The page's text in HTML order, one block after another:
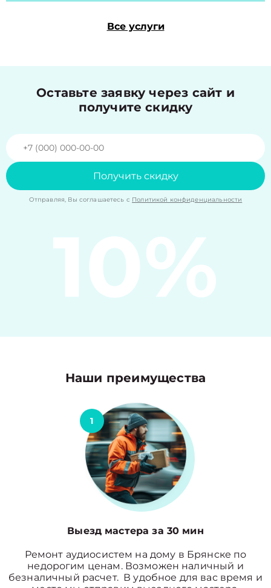
Все услуги
Оставьте заявку через сайт и
получите скидку
Получить скидку
Отправляя, Вы соглашаетесь с Политикой конфиденциальности
10%
Наши преимущества
1
Выезд мастера за 30 мин
Ремонт аудиосистем на дому в Брянске по
недорогим ценам. Возможен наличный и
безналичный расчет. В удобное для вас время и